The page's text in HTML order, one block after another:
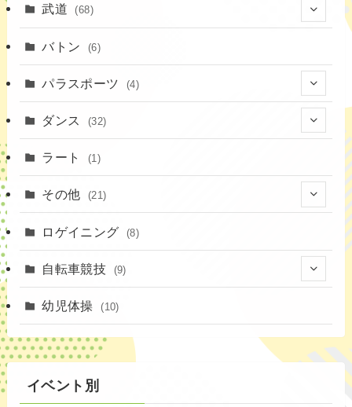
(16)
(12)
(3)
(14)
(4)
(20)
(15)
武道 (68)
(23)
(16)
(6)
バトン (6)
パラスポーツ (4)
ダンス (32)
(3)
(2)
ラート (1)
その他 (21)
(4)
ロゲイニング (8)
自転車競技 (9)
幼児体操 (10)
イベント別